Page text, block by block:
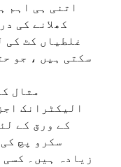
اتنی ہی اہم
کھلانے کی
غلطیاں کٹ کی
سکتی ہیں ، جو
مثال
الیکٹرانک
کے ورق کے
سکرو پچ
زیادہ ہیں۔